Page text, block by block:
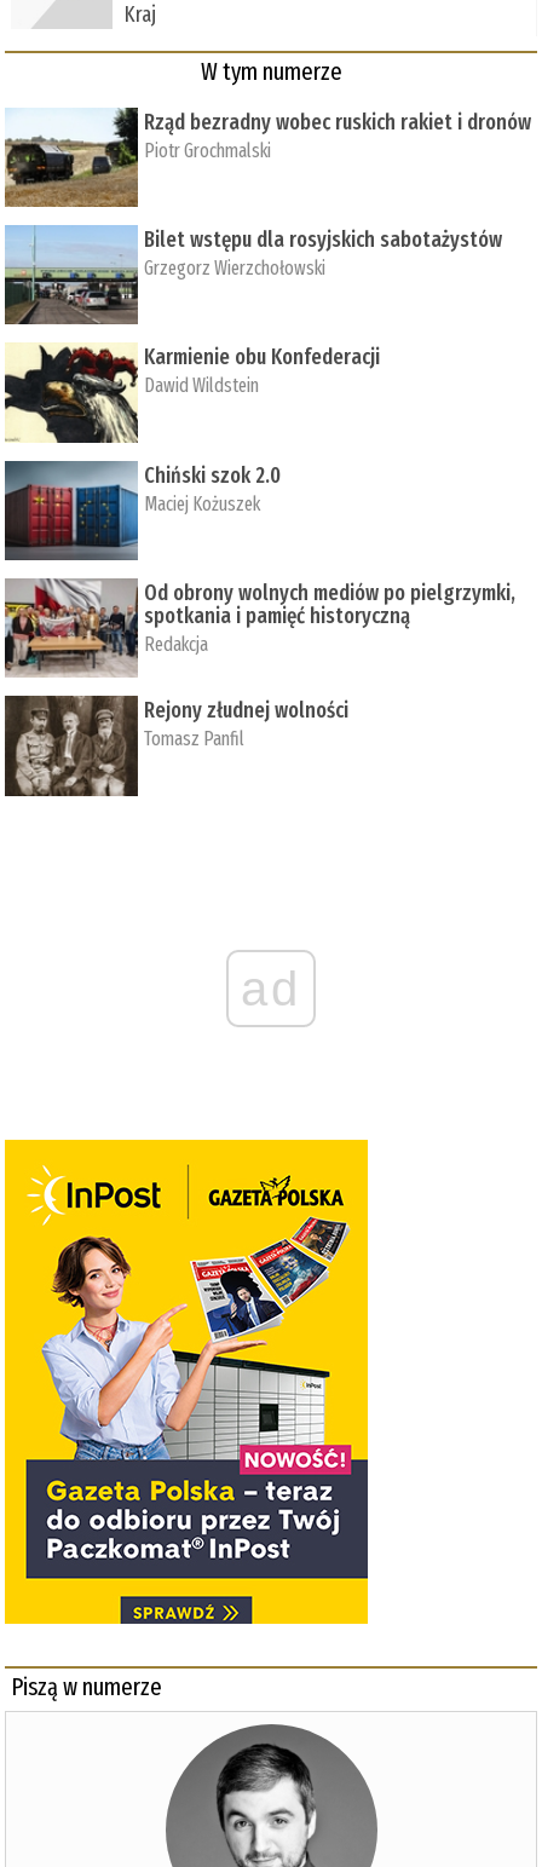
Kraj
W tym numerze
Rząd bezradny wobec ruskich rakiet i dronów
Piotr Grochmalski
Bilet wstępu dla rosyjskich sabotażystów
Grzegorz Wierzchołowski
Karmienie obu Konfederacji
Dawid Wildstein
Chiński szok 2.0
Maciej Kożuszek
Od obrony wolnych mediów po pielgrzymki,
spotkania i pamięć historyczną
Redakcja
Rejony złudnej wolności
Tomasz Panfil
ad
Piszą w numerze